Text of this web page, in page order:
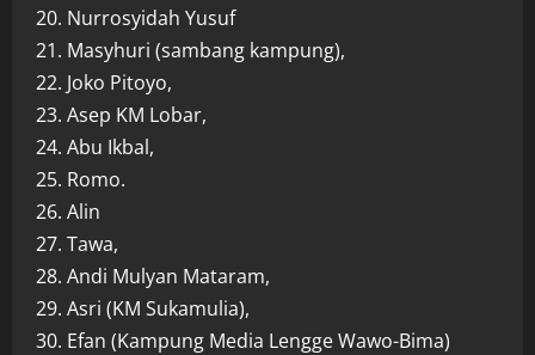
20. Nurrosyidah Yusuf
21. Masyhuri (sambang kampung),
22. Joko Pitoyo,
23. Asep KM Lobar,
24. Abu Ikbal,
25. Romo.
26. Alin
27. Tawa,
28. Andi Mulyan Mataram,
29. Asri (KM Sukamulia),
30. Efan (Kampung Media Lengge Wawo-Bima)